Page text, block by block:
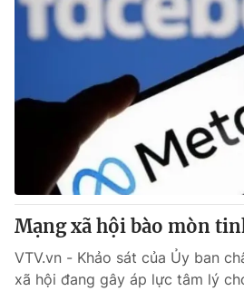
Tin tức
Thế giới đó đây
Câu chuyện quốc tế
Tài chính
Thị trường
Góc doanh nghiệp
Dữ liệu và đời sống
Truyền hình
Phim VTV
Giải trí
Mạng xã hội bào mòn
VTV.vn - Khảo sát của Ủy ban
xã hội đang gây áp lực tâm lý